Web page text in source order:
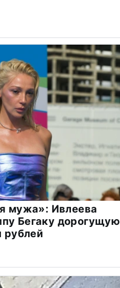
мужа»: Ивлеева
Бегаку дорогущую
рублей